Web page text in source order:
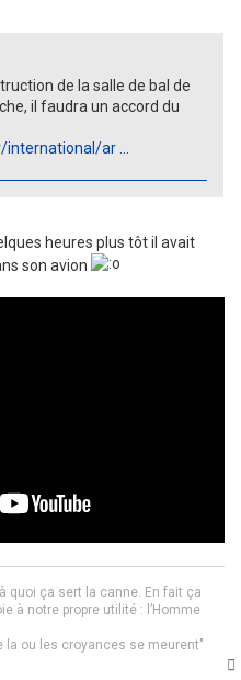
de la salle de bal de
il faudra un accord du
ar ...
heures plus tôt il avait
son avion
quoi ça sert la canne. En fait ça
à notre propre utilité : l’Homme
la ou les croyances se meurent"